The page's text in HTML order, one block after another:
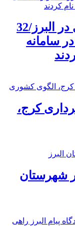
کاهش نرخ بیکاری در البرز/32
سامانه
کرج،
در شهرستان